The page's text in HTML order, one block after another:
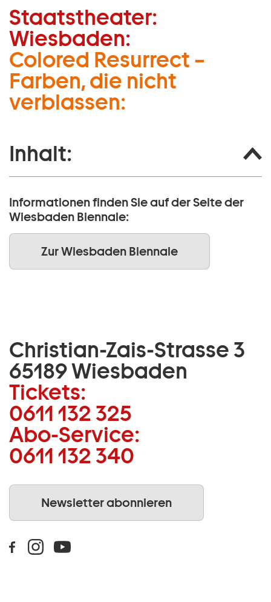
Zum Hauptinhalt springen
Zum Footer springen
Staatstheater:
Wiesbaden:
Colored Resurrect –
Farben, die nicht
verblassen:
Inhalt:
Informationen finden Sie auf der Seite der
Wiesbaden Biennale:
Zur Wiesbaden Biennale
Christian-Zais-Strasse 3
65189 Wiesbaden
Tickets:
0611 132 325
Abo-Service:
0611 132 340
Newsletter abonnieren